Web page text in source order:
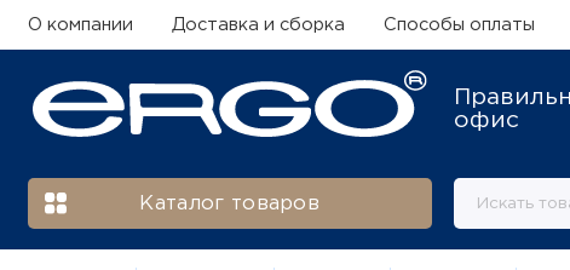
О компании Доставка и сборка Способы оплаты
офис
Каталог товаров